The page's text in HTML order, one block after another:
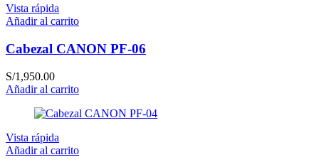
Vista rápida
Añadir al carrito
Cabezal CANON PF-06
S/1,950.00
Añadir al carrito
Vista rápida
Añadir al carrito